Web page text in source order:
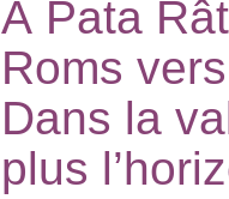
À Pata
Roms
Dans la
plus